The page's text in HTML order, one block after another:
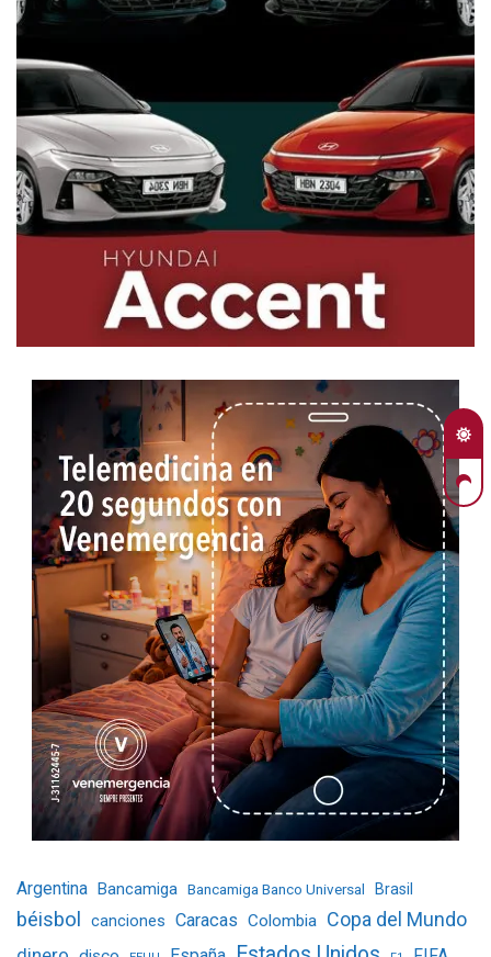
Argentina Bancamiga Bancamiga Banco Universal Brasil
béisbol canciones Caracas Colombia Copa del Mundo